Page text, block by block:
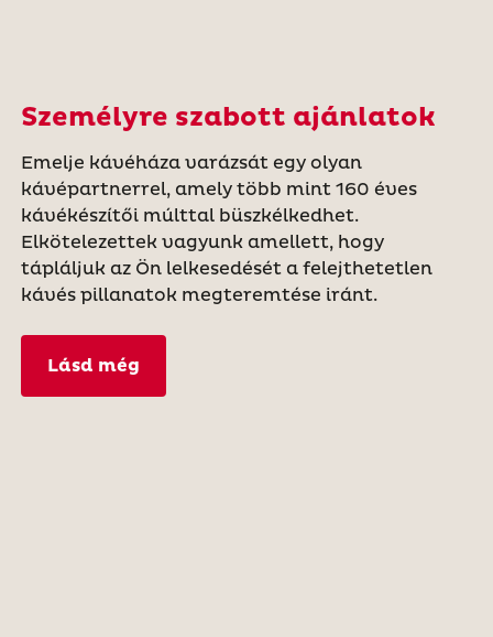
Személyre szabott ajánlatok
Emelje kávéháza varázsát egy olyan
kávépartnerrel, amely több mint 160 éves
kávékészítői múlttal büszkélkedhet.
Elkötelezettek vagyunk amellett, hogy
tápláljuk az Ön lelkesedését a felejthetetlen
kávés pillanatok megteremtése iránt.
Lásd még